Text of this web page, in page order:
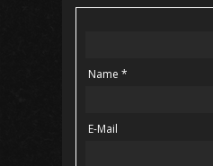
Name *
E-Mail